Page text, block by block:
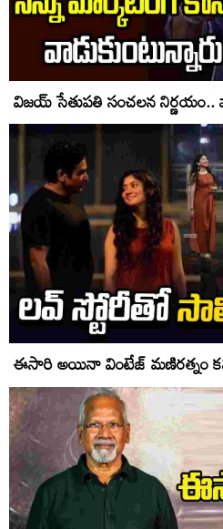
విజయ్ సేతుపతి సంచలన నిర్ణయం..
ఈసారి అయినా వింటేజ్ మణిరత్నం